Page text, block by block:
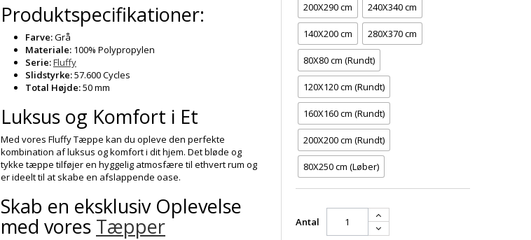
Produktspecifikationer:
Farve:Grå
Materiale: 100% Polypropylen
Serie:Fluffy
Slidstyrke:57.600 Cycles
Total Højde:50 mm
Luksus og Komfort i Et
Med vores Fluffy Tæppe kan du opleve den perfekte
kombination af luksus og komfort i dit hjem. Det bløde og
tykke tæppe tilføjer en hyggelig atmosfære til ethvert rum og
er ideelt til at skabe en afslappende oase.
Skab en eksklusiv Oplevelse
med vores Tæpper
200X290 cm 240X340 cm
140X200 cm 280X370 cm
80X80 cm (Rundt)
120X120 cm (Rundt)
160X160 cm (Rundt)
200X200 cm (Rundt)
80X250 cm (Løber)
Antal